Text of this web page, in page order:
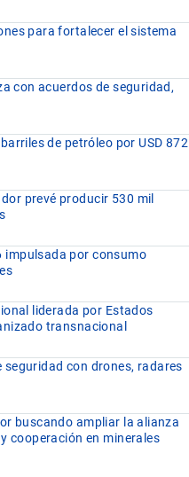
para fortalecer el sistema
con acuerdos de seguridad,
de petróleo por USD 872
prevé producir 530 mil
impulsada por consumo
liderada por Estados
transnacional
con drones, radares
buscando ampliar la alianza
cooperación en minerales